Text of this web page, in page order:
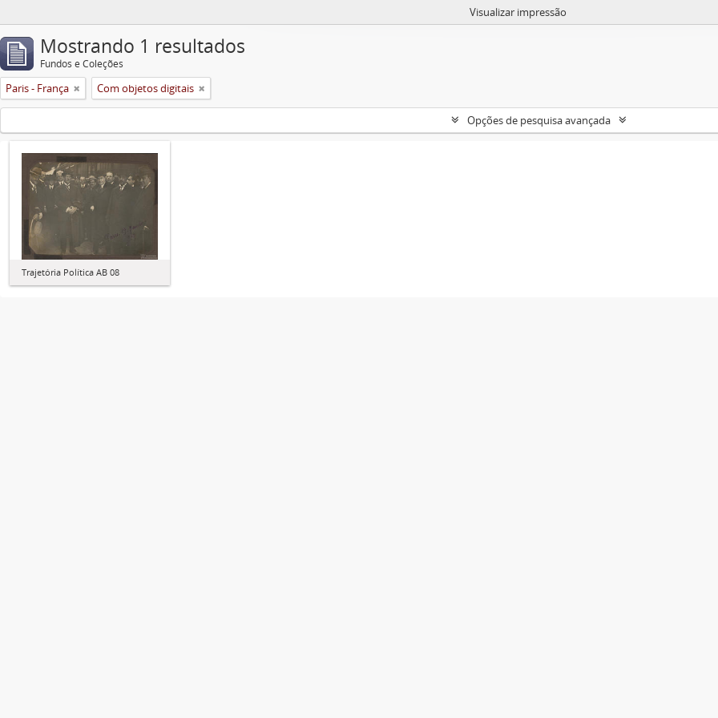
Visualizar impressão
Mostrando 1 resultados
Fundos e Coleções
Paris - França Com objetos digitais
Opções de pesquisa avançada
Trajetória Política AB 08